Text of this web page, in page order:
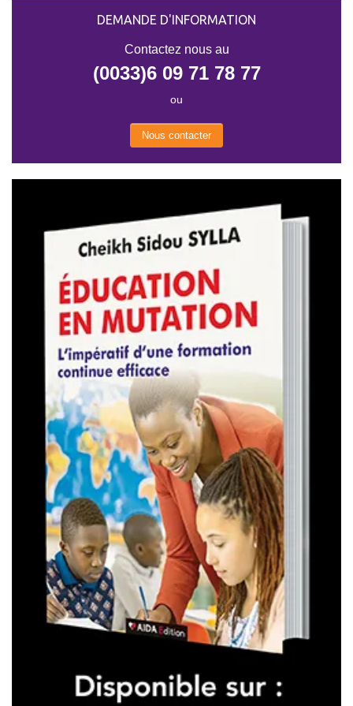
DEMANDE D'INFORMATION
Contactez nous au
(0033)6 09 71 78 77
ou
Nous contacter